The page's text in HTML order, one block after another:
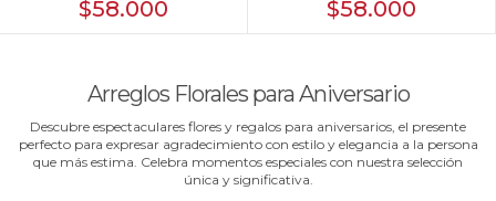
gypsophilas
$58.000
naranjas e hypericum
$58.000
Arreglos Florales para Aniversario
Descubre espectaculares flores y regalos para aniversarios, el presente
perfecto para expresar agradecimiento con estilo y elegancia a la persona
que más estima. Celebra momentos especiales con nuestra selección
única y significativa.